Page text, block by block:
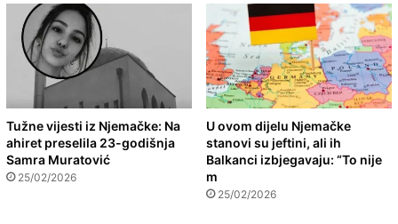
Tužne vijesti iz Njemačke: Na
ahiret preselila 23-godišnja
Samra Muratović
25/02/2026
U ovom dijelu Njemačke
stanovi su jeftini, ali ih
Balkanci izbjegavaju: “To nije
m
25/02/2026